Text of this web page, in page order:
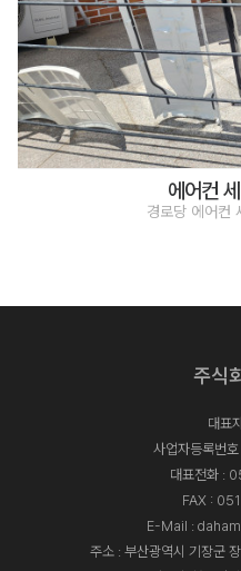
에어컨
경로당 에어컨
주식
대표
사업자등록번
대표전화 :
FAX :
E-Mail :
주소 : 부산광역시 기장군